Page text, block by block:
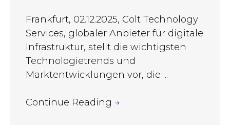
Frankfurt, 02.12.2025, Colt Technology
Services, globaler Anbieter für digitale
Infrastruktur, stellt die wichtigsten
Technologietrends und
Marktentwicklungen vor, die ...
Continue Reading →